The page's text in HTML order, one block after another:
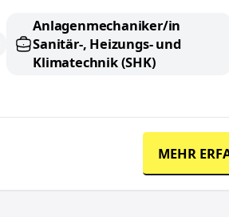
Anlagenmechaniker/in
Sanitär-, Heizungs- und
Klimatechnik (SHK)
MEHR